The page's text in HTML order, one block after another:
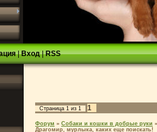
|Вход|RSS
Страница 1 из 1 1
Форум » Собаки и кошки в добрые руки »
Драгомир, мурлыка, каких еще поискать!